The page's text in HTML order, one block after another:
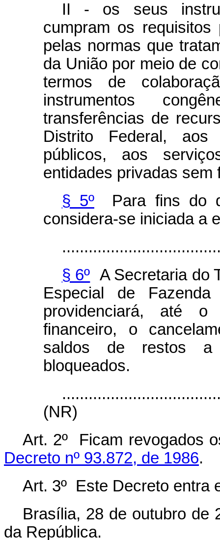
II - os seus
cumpram os
pelas normas que
da União por meio de
termos de
instrumentos
transferências de
Distrito Federal, aos
públicos, aos
entidades privadas sem
§ 5ºPara fins do
considera-se iniciada a
§ 6º A Secretaria do
Especial de
providenciará, até o
financeiro, o
saldos de restos a
bloqueados.
(NR)
Art. 2º Ficam revogados
Decreto nº 93.872, de 1986.
Art. 3º Este Decreto entra
Brasília, 28 de outubro de
da República.